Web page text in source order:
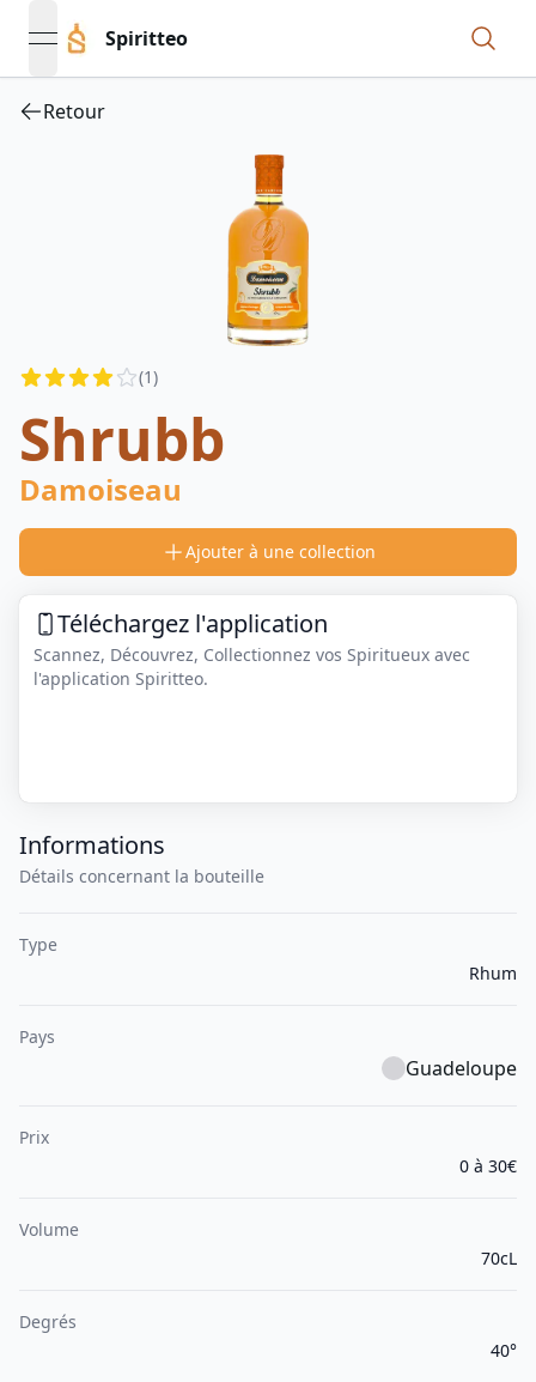
open navigation menu
Spiritteo
Retour
Reviews (1)
Shrubb
Damoiseau
Ajouter à une collection
Téléchargez l'application
Scannez, Découvrez, Collectionnez vos Spiritueux avec
l'application Spiritteo.
Informations
Détails concernant la bouteille
Type
Rhum
Pays
Guadeloupe
Prix
0 à 30€
Volume
70cL
Degrés
40°